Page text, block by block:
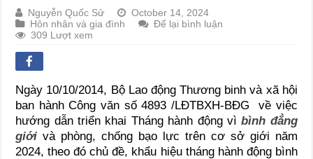
Nguyễn Quốc Sử
October 14, 2024
Hôn nhân và gia đình
Để lại bình luận
309 Lượt xem
Ngày 10/10/2014, Bộ Lao động Thương binh và xã hội
ban hành Công văn số 4893 /LĐTBXH-BĐG về việc
hướng dẫn triển khai Tháng hành động vìbình đẳng
giới và phòng, chống bạo lực trên cơ sở giới năm
2024, theo đó chủ đề, khẩu hiệu tháng hành động bình